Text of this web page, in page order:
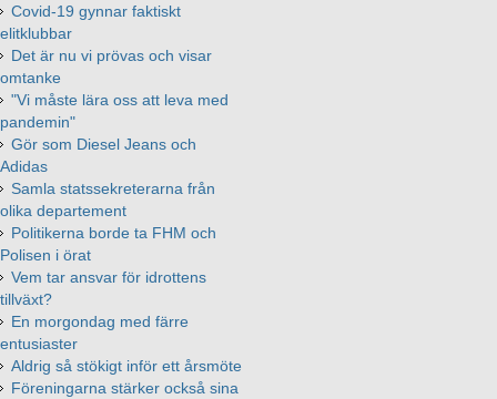
Covid-19 gynnar faktiskt
elitklubbar
Det är nu vi prövas och visar
omtanke
"Vi måste lära oss att leva med
pandemin"
Gör som Diesel Jeans och
Adidas
Samla statssekreterarna från
olika departement
Politikerna borde ta FHM och
Polisen i örat
Vem tar ansvar för idrottens
tillväxt?
En morgondag med färre
entusiaster
Aldrig så stökigt inför ett årsmöte
Föreningarna stärker också sina